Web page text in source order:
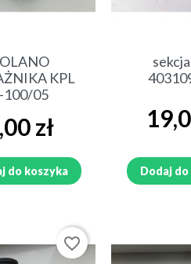
BRONA TALERZOWA
KOPACZKA DO
AKPIL
SIEWNIK POLONEZ
podgląd
KPL
100/05
zł
do koszyka
Cena
Dodaj
favorite_border